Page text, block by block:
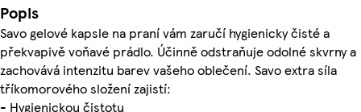
Popis
Savo gelové kapsle na praní vám zaručí hygienicky čisté a
překvapivě voňavé prádlo. Účinně odstraňuje odolné skvrny a
zachovává intenzitu barev vašeho oblečení. Savo extra síla
tříkomorového složení zajistí:
- Hygienickou čistotu